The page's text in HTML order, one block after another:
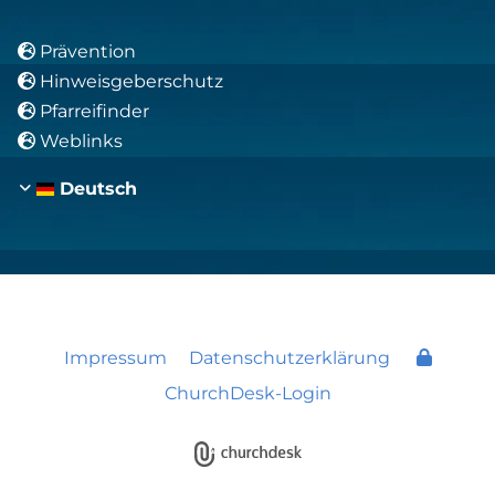
 Prävention
 Hinweisgeberschutz
 Pfarreifinder
 Weblinks
Deutsch
Impressum
Datenschutzerklärung
ChurchDesk-Login